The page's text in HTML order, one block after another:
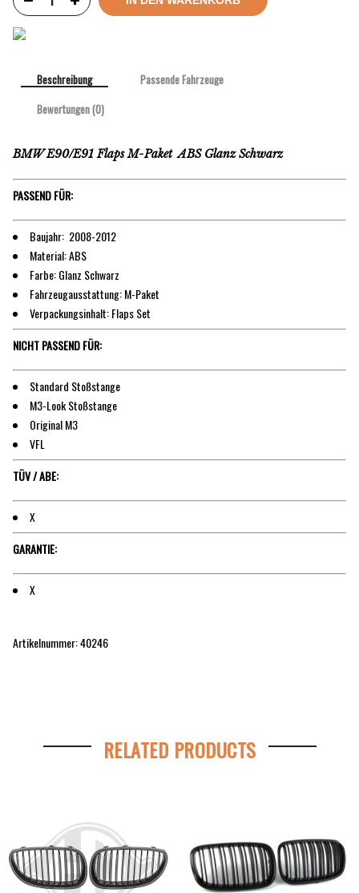
Beschreibung
Passende Fahrzeuge
Bewertungen (0)
BMW E90/E91 Flaps M-Paket ABS Glanz Schwarz
PASSEND FÜR:
Baujahr: 2008-2012
Material: ABS
Farbe: Glanz Schwarz
Fahrzeugausstattung: M-Paket
Verpackungsinhalt: Flaps Set
NICHT PASSEND FÜR:
Standard Stoßstange
M3-Look Stoßstange
Original M3
VFL
TÜV / ABE:
X
GARANTIE:
X
Artikelnummer:40246
RELATED PRODUCTS